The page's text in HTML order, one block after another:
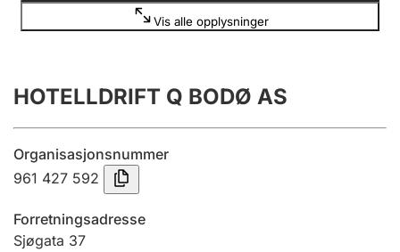
Årsregnskap
Innsending og forsinkelsesgebyr
Tinglysing
Vis alle opplysninger
HOTELLDRIFT Q BODØ AS
Organisasjonsnummer
961 427 592
Forretningsadresse
Sjøgata 37